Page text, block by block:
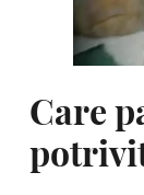
Care